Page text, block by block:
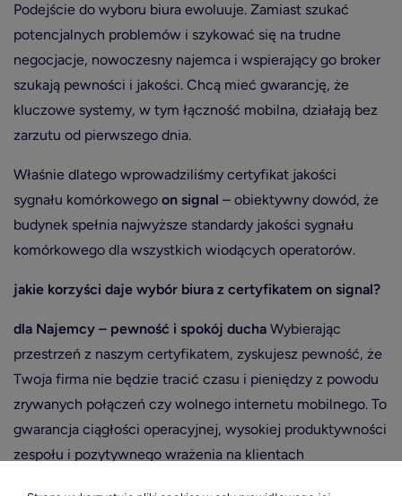
Podejście do wyboru biura ewoluuje. Zamiast szukać
potencjalnych problemów i szykować się na trudne
negocjacje, nowoczesny najemca i wspierający go broker
szukają pewności i jakości. Chcą mieć gwarancję, że
kluczowe systemy, w tym łączność mobilna, działają bez
zarzutu od pierwszego dnia.
Właśnie dlatego wprowadziliśmy certyfikat jakości
sygnału komórkowego on signal – obiektywny dowód, że
budynek spełnia najwyższe standardy jakości sygnału
komórkowego dla wszystkich wiodących operatorów.
jakie korzyści daje wybór biura z certyfikatem on signal?
dla Najemcy – pewność i spokój ducha Wybierając
przestrzeń z naszym certyfikatem, zyskujesz pewność, że
Twoja firma nie będzie tracić czasu i pieniędzy z powodu
zrywanych połączeń czy wolnego internetu mobilnego. To
gwarancja ciągłości operacyjnej, wysokiej produktywności
zespołu i pozytywnego wrażenia na klientach